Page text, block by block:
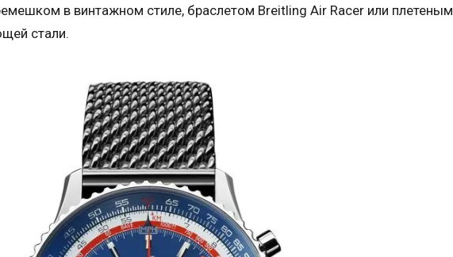
в винтажном стиле, браслетом Breitling Air Racer или плетеным
стали.